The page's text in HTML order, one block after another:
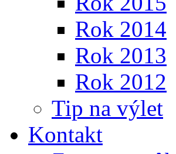
Rok 2014
Rok 2013
Rok 2012
Tip na výlet
Kontakt